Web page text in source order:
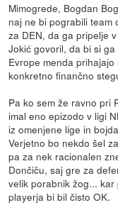
Mimogrede, Bogdan
naj ne bi pograbili team
za DEN, da ga pripelje
Jokić govoril, da bi si
Evrope menda
konkretno finančno
Pa ko sem že ravno pri
imal eno epizodo v ligi
iz omenjene lige in
Verjetno bo nekdo šel
pa za nek racionalen
Dončiču, saj gre za
velik porabnik žog...
playerja bi bil čisto OK.